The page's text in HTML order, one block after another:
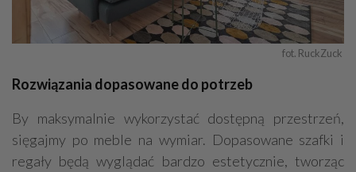
fot. RuckZuck
Rozwiązania dopasowane do potrzeb
By maksymalnie wykorzystać dostępną przestrzeń,
sięgajmy po meble na wymiar. Dopasowane szafki i
regały będą wyglądać bardzo estetycznie, tworząc